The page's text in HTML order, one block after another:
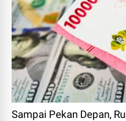
Sampai Pekan Depan,